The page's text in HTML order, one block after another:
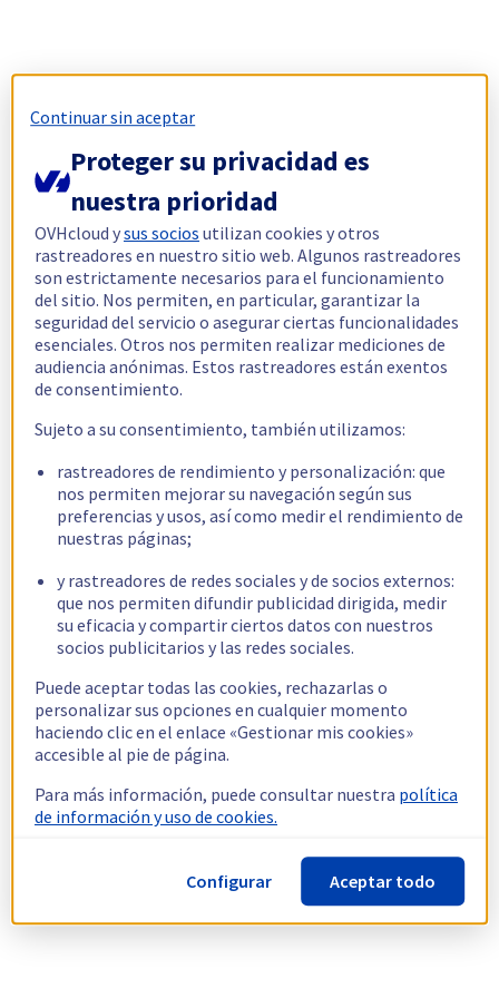
Continuar sin aceptar
Proteger su privacidad es
nuestra prioridad
OVHcloud ysus socios utilizan cookies y otros
rastreadores en nuestro sitio web. Algunos rastreadores
son estrictamente necesarios para el funcionamiento
del sitio. Nos permiten, en particular, garantizar la
seguridad del servicio o asegurar ciertas funcionalidades
esenciales. Otros nos permiten realizar mediciones de
audiencia anónimas. Estos rastreadores están exentos
de consentimiento.
Sujeto a su consentimiento, también utilizamos:
rastreadores de rendimiento y personalización: que
nos permiten mejorar su navegación según sus
preferencias y usos, así como medir el rendimiento de
nuestras páginas;
y rastreadores de redes sociales y de socios externos:
que nos permiten difundir publicidad dirigida, medir
su eficacia y compartir ciertos datos con nuestros
socios publicitarios y las redes sociales.
Puede aceptar todas las cookies, rechazarlas o
personalizar sus opciones en cualquier momento
haciendo clic en el enlace «Gestionar mis cookies»
accesible al pie de página.
Para más información, puede consultar nuestra política
de información y uso de cookies.
Configurar Aceptar todo